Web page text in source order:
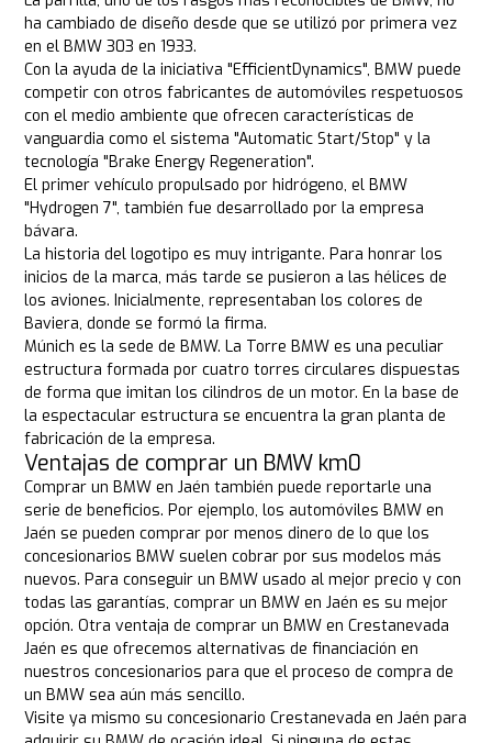
ha cambiado de diseño desde que se utilizó por primera vez
en el BMW 303 en 1933.
Con la ayuda de la iniciativa "EfficientDynamics", BMW puede
competir con otros fabricantes de automóviles respetuosos
con el medio ambiente que ofrecen características de
vanguardia como el sistema "Automatic Start/Stop" y la
tecnología "Brake Energy Regeneration".
El primer vehículo propulsado por hidrógeno, el BMW
"Hydrogen 7", también fue desarrollado por la empresa
bávara.
La historia del logotipo es muy intrigante. Para honrar los
inicios de la marca, más tarde se pusieron a las hélices de
los aviones. Inicialmente, representaban los colores de
Baviera, donde se formó la firma.
Múnich es la sede de BMW. La Torre BMW es una peculiar
estructura formada por cuatro torres circulares dispuestas
de forma que imitan los cilindros de un motor. En la base de
la espectacular estructura se encuentra la gran planta de
fabricación de la empresa.
Ventajas de comprar un BMW km0
Comprar un BMW en Jaén también puede reportarle una
serie de beneficios. Por ejemplo, los automóviles BMW en
Jaén se pueden comprar por menos dinero de lo que los
concesionarios BMW suelen cobrar por sus modelos más
nuevos. Para conseguir un BMW usado al mejor precio y con
todas las garantías, comprar un BMW en Jaén es su mejor
opción. Otra ventaja de comprar un BMW en Crestanevada
Jaén es que ofrecemos alternativas de financiación en
nuestros concesionarios para que el proceso de compra de
un BMW sea aún más sencillo.
Visite ya mismo su concesionario Crestanevada en Jaén para